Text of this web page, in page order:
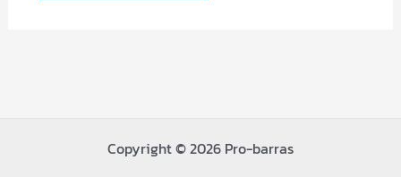
Copyright © 2026 Pro-barras